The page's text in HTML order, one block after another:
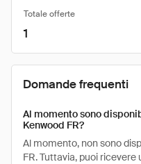
Totale offerte
1
Domande frequenti
Al momento sono
Kenwood FR?
Al momento, non sono
FR. Tuttavia, puoi ricevere